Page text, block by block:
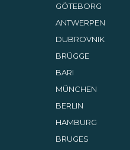
GÖTEBORG
ANTWERPEN
DUBROVNIK
BRÜGGE
BARI
MÜNCHEN
BERLIN
HAMBURG
BRUGES